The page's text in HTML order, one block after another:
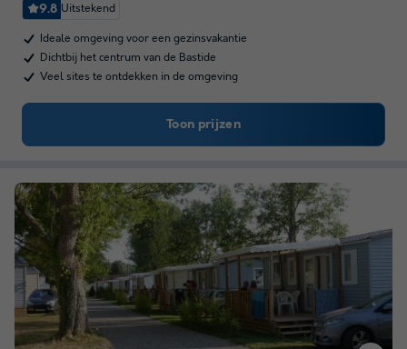
9.8 Uitstekend
Ideale omgeving voor een gezinsvakantie
Dichtbij het centrum van de Bastide
Veel sites te ontdekken in de omgeving
Toon prijzen